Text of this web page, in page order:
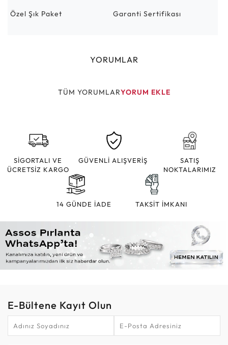
Özel Şık Paket Garanti Sertifikası
YORUMLAR
TÜM YORUMLARYORUM EKLE
SİGORTALI VE
ÜCRETSİZ KARGO
GÜVENLİ ALIŞVERİŞ
SATIŞ
NOKTALARIMIZ
14 GÜNDE İADE TAKSİT İMKANI
E-Bültene Kayıt Olun